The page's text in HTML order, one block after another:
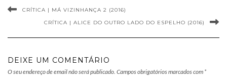
CRÍTICA | MÁ VIZINHANÇA 2 (2016)
CRÍTICA | ALICE DO OUTRO LADO DO ESPELHO (2016)
DEIXE UM COMENTÁRIO
O seu endereço de email não será publicado. Campos obrigatórios marcados com *